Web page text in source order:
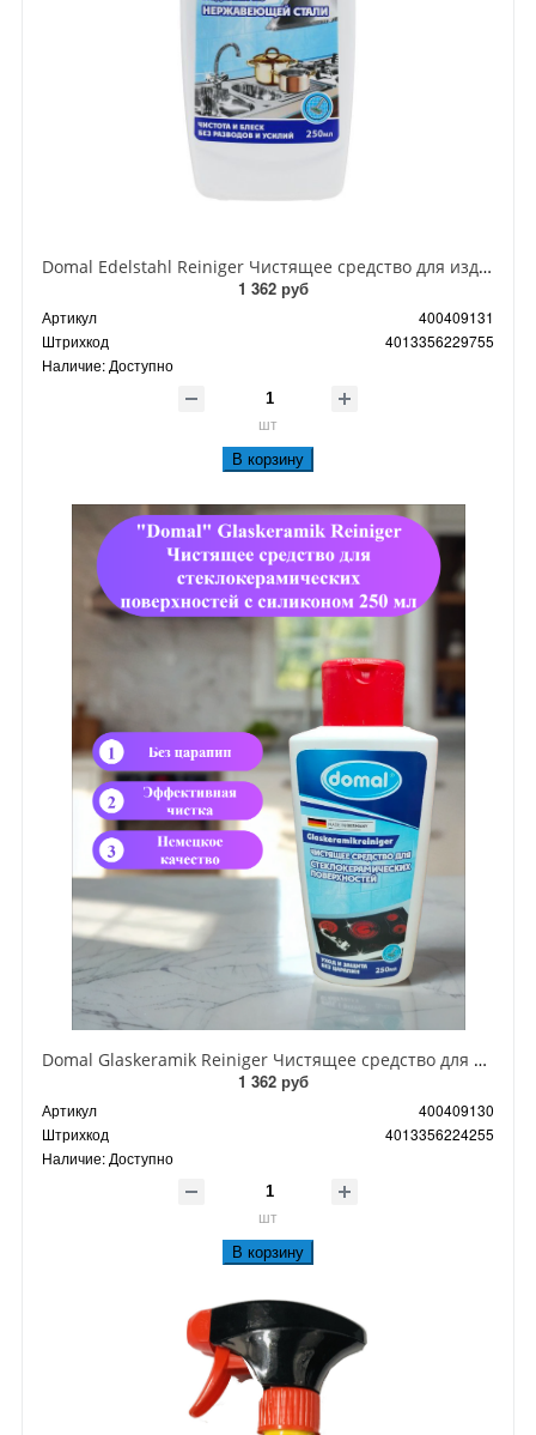
Domal Edelstahl Reiniger Чистящее средство для изделий из нержавеющей стали 250 мл
1 362 руб
Артикул
400409131
Штрихкод
4013356229755
Наличие: Доступно
шт
В корзину
Domal Glaskeramik Reiniger Чистящее средство для стеклокерамических поверхностей с силиконом 250 мл
1 362 руб
Артикул
400409130
Штрихкод
4013356224255
Наличие: Доступно
шт
В корзину